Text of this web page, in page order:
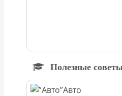
Полезные
Авто